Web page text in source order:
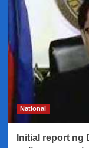
National
Initial report ng